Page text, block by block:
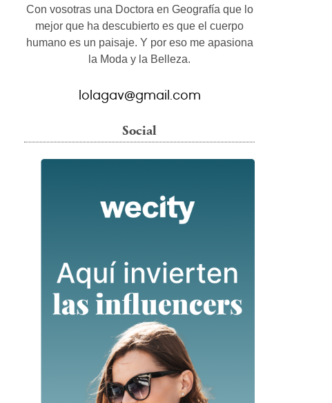
Con vosotras una Doctora en Geografía que lo
mejor que ha descubierto es que el cuerpo
humano es un paisaje. Y por eso me apasiona
la Moda y la Belleza.
lolagav@gmail.com
Social